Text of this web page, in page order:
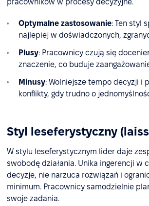
pracowników w procesy decyzyjne.
Optymalne zastosowanie: Ten styl
najlepiej w doświadczonych,
Plusy: Pracownicy czują się
znaczenie, co buduje
Minusy: Wolniejsze tempo decyzji i
konflikty, gdy trudno o
Styl leseferystyczny
W stylu leseferystycznym lider daje
swobodę działania. Unika ingerencji w
decyzje, nie narzuca rozwiązań i
minimum. Pracownicy samodzielnie
swoje zadania.